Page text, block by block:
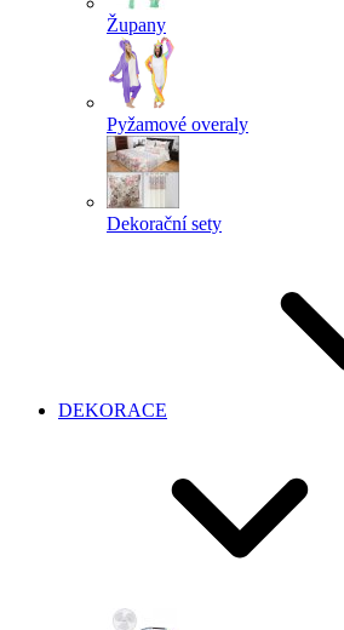
Župany
Pyžamové overaly
Dekorační sety
DEKORACE